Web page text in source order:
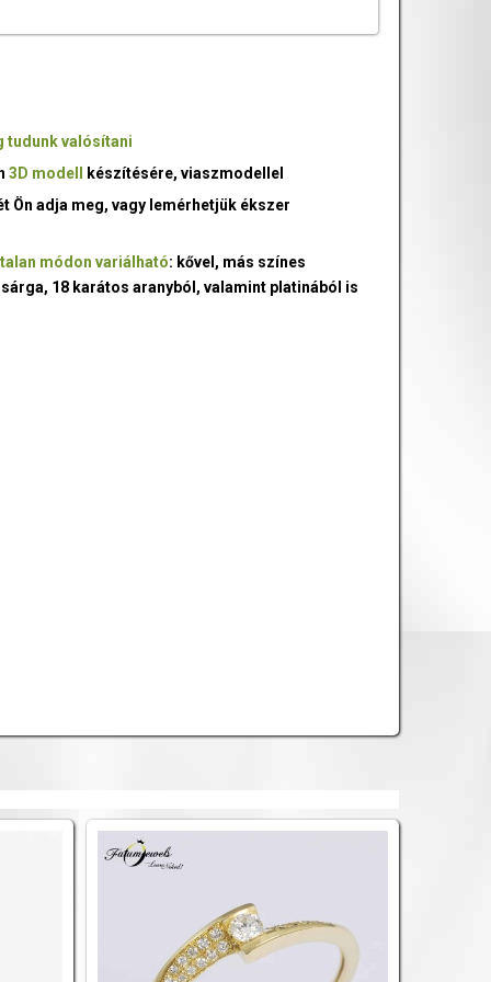
tudunk valósítani
3D modell
készítésére, viaszmodellel
Ön adja meg, vagy lemérhetjük ékszer
módon variálható: kővel, más színes
18 karátos aranyból, valamint platinából is